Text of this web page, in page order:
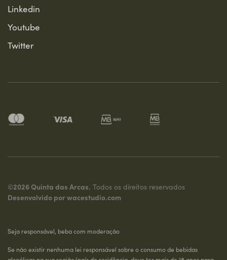
Linkedin
Youtube
Twitter
©2026 Quinta das Arcas. Todos os direitos reservados
Desenvolvido porwacestudio.com
Seja responsável, beba com moderação
Se não existir nenhuma lei responsável sobre o consumo de bebidas